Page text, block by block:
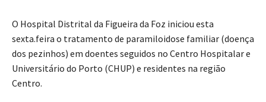
O Hospital Distrital da Figueira da Foz iniciou esta
sexta.feira o tratamento de paramiloidose familiar (doença
dos pezinhos) em doentes seguidos no Centro Hospitalar e
Universitário do Porto (CHUP) e residentes na região
Centro.